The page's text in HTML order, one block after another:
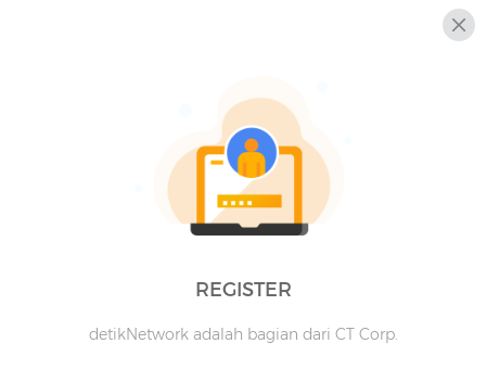
REGISTER
detikNetwork adalah bagian dari CT Corp.